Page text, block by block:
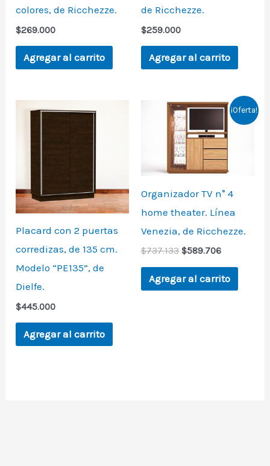
colores, de Ricchezze.
$269.000
Agregar al carrito
de Ricchezze.
$259.000
Agregar al carrito
Placard con 2 puertas
corredizas, de 135 cm.
Modelo “PE135”, de
Dielfe.
$445.000
Agregar al carrito
¡Oferta!
Organizador TV n° 4
home theater. Línea
Venezia, de Ricchezze.
$737.133
Original
price
was:
$737.133.
$589.706
Current
price
is:
$589.706.
Agregar al carrito